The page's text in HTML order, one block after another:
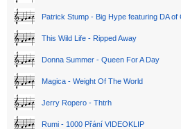
Patrick Stump - Big Hype featuring DA of
This Wild Life - Ripped Away
Donna Summer - Queen For A Day
Magica - Weight Of The World
Jerry Ropero - Thtrh
Rumi - 1000 Přání VIDEOKLIP